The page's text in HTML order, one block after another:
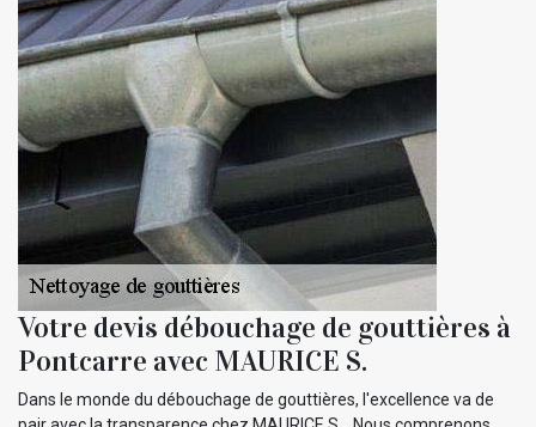
Votre devis débouchage de gouttières à
Pontcarre avec MAURICE S.
Dans le monde du débouchage de gouttières, l'excellence va de